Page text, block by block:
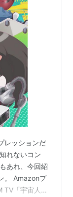
レッションだ
れないコン
あれ、今回紹
。 Amazonプ
TV「宇宙人ム